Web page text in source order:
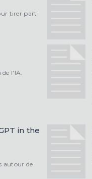
tirer parti
l'IA.
in the
autour de